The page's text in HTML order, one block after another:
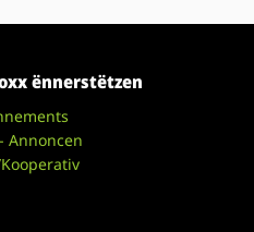
ënnerstëtzen
Annoncen